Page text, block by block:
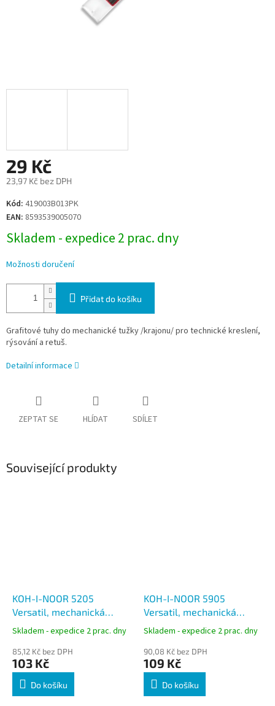
29 Kč
23,97 Kč bez DPH
Měrná
cena:
Kód: 419003B013PK
EAN: 8593539005070
Skladem - expedice 2 prac. dny
Možnosti doručení
Přidat do košíku
Grafitové tuhy do mechanické tužky /krajonu/ pro technické kreslení,
rýsování a retuš.
Detailní informace
ZEPTAT SE HLÍDAT SDÍLET
Související produkty
KOH-I-NOOR 5205
Versatil, mechanická
(padací) tužka celokovová
2,5 mm, žlutá
Skladem - expedice 2 prac. dny
85,12 Kč bez DPH
103 Kč
Do košíku
KOH-I-NOOR 5905
Versatil, mechanická
(padací) tužka celokovová
2,5 mm, černá
Skladem - expedice 2 prac. dny
90,08 Kč bez DPH
109 Kč
Do košíku